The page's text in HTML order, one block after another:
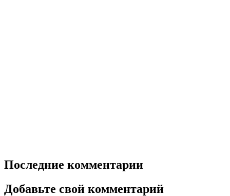
Последние комментарии
Добавьте свой комментарий